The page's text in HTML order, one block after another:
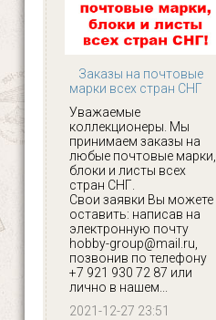
Заказы на почтовые
марки всех стран СНГ
Уважаемые
коллекционеры. Мы
принимаем заказы на
любые почтовые марки,
блоки и листы всех
стран СНГ.
Свои заявки Вы можете
оставить: написав на
электронную почту
hobby-group@mail.ru,
позвонив по телефону
+7 921 930 72 87 или
лично в нашем...
2021-12-27 23:51